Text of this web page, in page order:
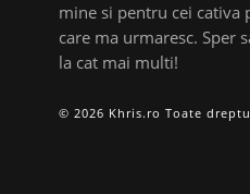
mine si pentru cei cativa
care ma urmaresc. Sper
la cat mai multi!
© 2026 Khris.ro Toate